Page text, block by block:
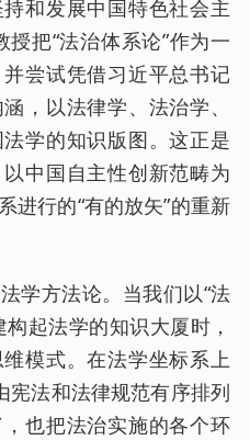
和发展中国特色社会主
授把“法治体系论”作为一
尝试凭借习近平总书记
，以法律学、法治学、
学的知识版图。这正是
中国自主性创新范畴为
进行的“有的放矢”的重新
学方法论。当我们以“法
起法学的知识大厦时，
模式。在法学坐标系上
宪法和法律规范有序排列
也把法治实施的各个环